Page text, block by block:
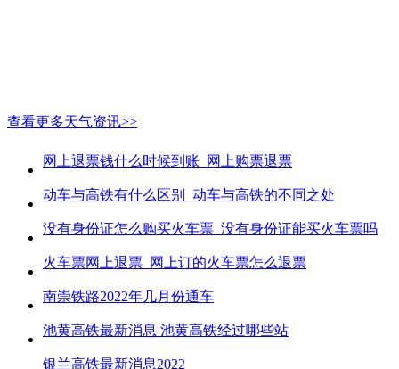
查看更多天气资讯>>
网上退票钱什么时候到账_网上购票退票
动车与高铁有什么区别_动车与高铁的不同之处
没有身份证怎么购买火车票_没有身份证能买火车票吗
火车票网上退票_网上订的火车票怎么退票
南崇铁路2022年几月份通车
池黄高铁最新消息 池黄高铁经过哪些站
银兰高铁最新消息2022